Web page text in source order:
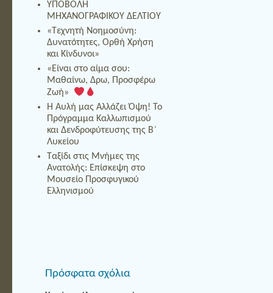
ΥΠΟΒΟΛΗ
ΜΗΧΑΝΟΓΡΑΦΙΚΟΥ ΔΕΛΤΙΟΥ
«Τεχνητή Νοημοσύνη:
Δυνατότητες, Ορθή Χρήση
και Κίνδυνοι»
«Είναι στο αίμα σου:
Μαθαίνω, Δρω, Προσφέρω
Ζωή»
Η Αυλή μας Αλλάζει Όψη! Το
Πρόγραμμα Καλλωπισμού
και Δενδροφύτευσης της Β΄
Λυκείου
Ταξίδι στις Μνήμες της
Ανατολής: Επίσκεψη στο
Μουσείο Προσφυγικού
Ελληνισμού
Πρόσφατα σχόλια